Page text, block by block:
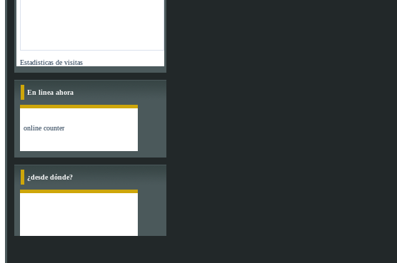
Estadisticas de visitas
En linea ahora
¿desde dónde?